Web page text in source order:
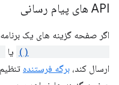
API های پیام رسانی
اگر صفحه گزینه های یک برنامه
یا
ارسال کند، برگه فرستنده